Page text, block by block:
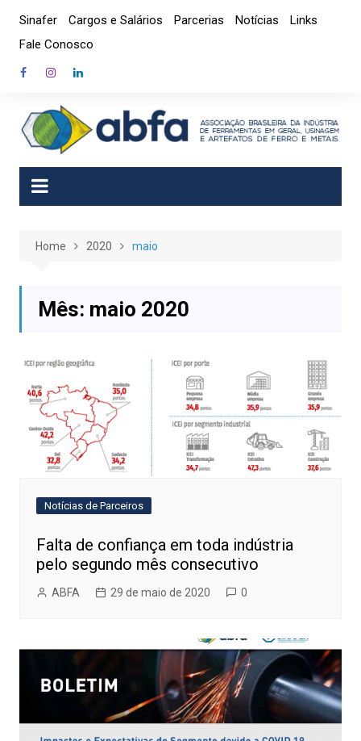
content
Sinafer Cargos e Salários Parcerias Notícias
Links
Fale Conosco
Home 2020 maio
Mês: maio 2020
Notícias de Parceiros
Falta de confiança em toda indústria
pelo segundo mês consecutivo
ABFA 29 de maio de 2020 0